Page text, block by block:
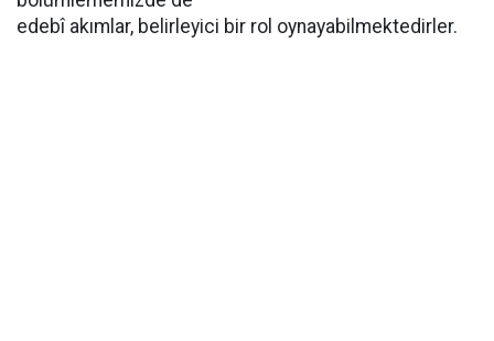
edebî akımlar, belirleyici bir rol oynayabilmektedirler.